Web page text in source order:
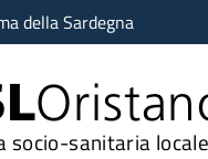
della Sardegna
socio-sanitaria locale